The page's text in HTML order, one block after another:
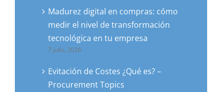
Madurez digital en compras: cómo
medir el nivel de transformación
tecnológica en tu empresa
7 julio, 2026
Evitación de Costes ¿Qué es? –
Procurement Topics